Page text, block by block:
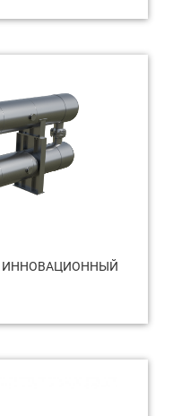
ИННОВАЦИОННЫЙ